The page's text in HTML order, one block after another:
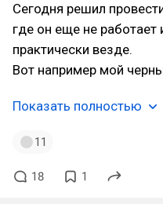
Сегодня решил
где он еще не работает
практически везде.
Вот например мой
Показать полностью
11
18 1